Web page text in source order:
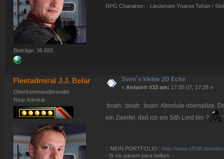
Beiträge: 36.683
RPG Charakter: - Lieutenant Ynarea Tohan /
Fleetadmiral J.J. Belar
Oberkommandierender
Rear Admiral
Sven´s kleine 2D Ecke
« Antwort #33 am: 17.05.07, 17:28 »
:boah: :boah: :boah: Absolute oberspitze.
ein Zweifel, daß ich ein Sith Lord bin ?
:: MEIN PORTFOLIO:: http://www.sf3dff.de/
- Si vis pacem para bellum -